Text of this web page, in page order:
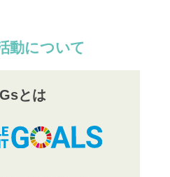
動について
とは